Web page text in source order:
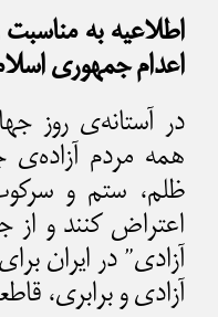
اطلاعیه به
اعدام جمهوری
در آستانه‌ی روز
همه مردم آزاده‌ی
ظلم، ستم و
اعتراض کنند و از
آزادی” در ایران
آزادی و برابری،